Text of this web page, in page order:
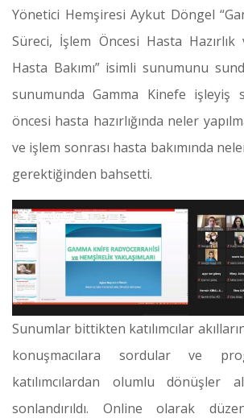
Yönetici Hemşiresi Aykut Döngel
Süreci, İşlem Öncesi Hasta Hazırlık
Hasta Bakımı” isimli sunumunu
sunumunda Gamma Kinefe işleyiş
öncesi hasta hazırlığında neler
ve işlem sonrası hasta bakımında
gerektiğinden bahsetti.
Sunumlar bittikten katılımcılar
konuşmacılara sordular ve
katılımcılardan olumlu dönüşler
sonlandırıldı. Online olarak